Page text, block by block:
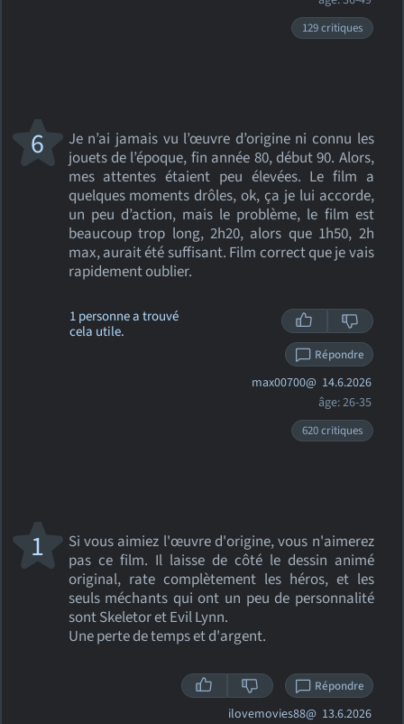
129 critiques
Je n’ai jamais vu l’œuvre d’origine ni connu les
jouets de l’époque, fin année 80, début 90. Alors,
mes attentes étaient peu élevées. Le film a
quelques moments drôles, ok, ça je lui accorde,
un peu d’action, mais le problème, le film est
beaucoup trop long, 2h20, alors que 1h50, 2h
max, aurait été suffisant. Film correct que je vais
rapidement oublier.
6
1 personne a trouvé
cela utile.
Répondre
max00700@ 14.6.2026
âge: 26-35
620 critiques
Si vous aimiez l'œuvre d'origine, vous n'aimerez
pas ce film. Il laisse de côté le dessin animé
original, rate complètement les héros, et les
seuls méchants qui ont un peu de personnalité
sont Skeletor et Evil Lynn.
Une perte de temps et d'argent.
1
Répondre
ilovemovies88@ 13.6.2026